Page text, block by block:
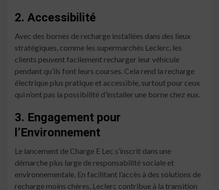
2. Accessibilité
Avec des bornes de recharge installées dans des lieux
stratégiques, comme les supermarchés Leclerc, les
clients peuvent facilement recharger leur véhicule
pendant qu’ils font leurs courses. Cela rend la recharge
électrique plus pratique et accessible, surtout pour ceux
qui n’ont pas la possibilité d’installer une borne chez eux.
3. Engagement pour
l’Environnement
Le lancement de Charge E Lec s’inscrit dans une
démarche plus large de responsabilité sociale et
environnementale. En facilitant l’accès à des solutions de
recharge moins chères, Leclerc contribue à la transition